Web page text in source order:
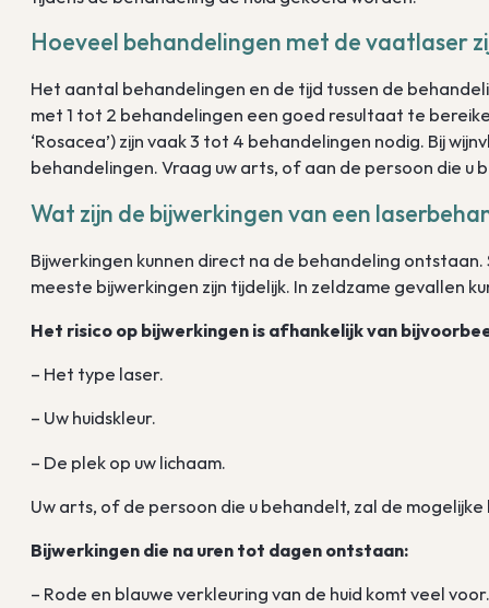
Hoeveel behandelingen met de vaatlaser
Het aantal behandelingen en de tijd tussen de
met 1 tot 2 behandelingen een goed resultaat te
‘Rosacea’) zijn vaak 3 tot 4 behandelingen nodig. Bij
behandelingen. Vraag uw arts, of aan de persoon die u
Wat zijn de bijwerkingen van een
Bijwerkingen kunnen direct na de behandeling
meeste bijwerkingen zijn tijdelijk. In zeldzame gevallen
Het risico op bijwerkingen is afhankelijk van
– Het type laser.
– Uw huidskleur.
– De plek op uw lichaam.
Uw arts, of de persoon die u behandelt, zal de
Bijwerkingen die na uren tot dagen ontstaan:
– Rode en blauwe verkleuring van de huid komt veel